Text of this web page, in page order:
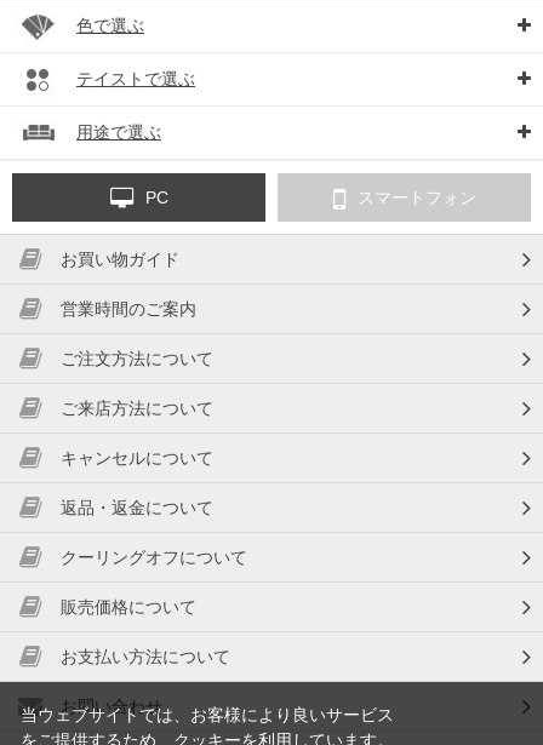
色で選ぶ
テイストで選ぶ
用途で選ぶ
PC スマートフォン
お買い物ガイド
営業時間のご案内
ご注文方法について
ご来店方法について
キャンセルについて
返品・返金について
クーリングオフについて
販売価格について
お支払い方法について
お問い合わせ
当ウェブサイトでは、お客様により良いサービス
をご提供するため、クッキーを利用しています。